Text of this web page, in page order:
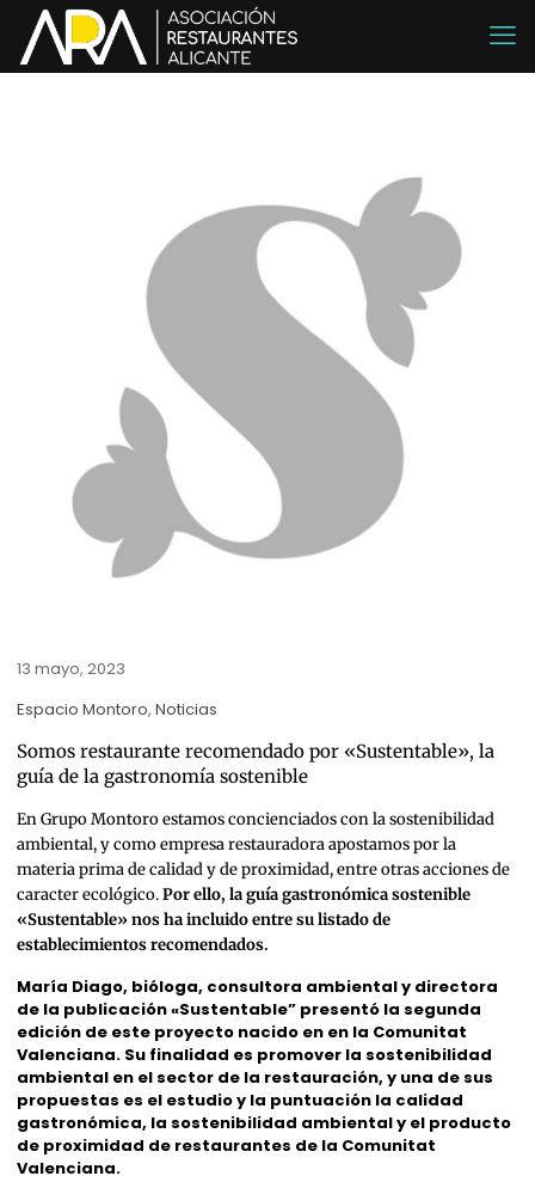
13 mayo, 2023
Espacio Montoro,Noticias
Somos restaurante recomendado por «Sustentable», la
guía de la gastronomía sostenible
En Grupo Montoro estamos concienciados con la sostenibilidad
ambiental, y como empresa restauradora apostamos por la
materia prima de calidad y de proximidad, entre otras acciones de
caracter ecológico.Por ello, la guía gastronómica sostenible
«Sustentable» nos ha incluido entre su listado de
establecimientos recomendados.
María Diago, bióloga, consultora ambiental y directora
de la publicación «Sustentable” presentó la segunda
edición de este proyecto nacido en en la Comunitat
Valenciana. Su finalidad es promover la sostenibilidad
ambiental en el sector de la restauración, y una de sus
propuestas es el estudio y la puntuación la calidad
gastronómica, la sostenibilidad ambiental y el producto
de proximidad de restaurantes de la Comunitat
Valenciana.